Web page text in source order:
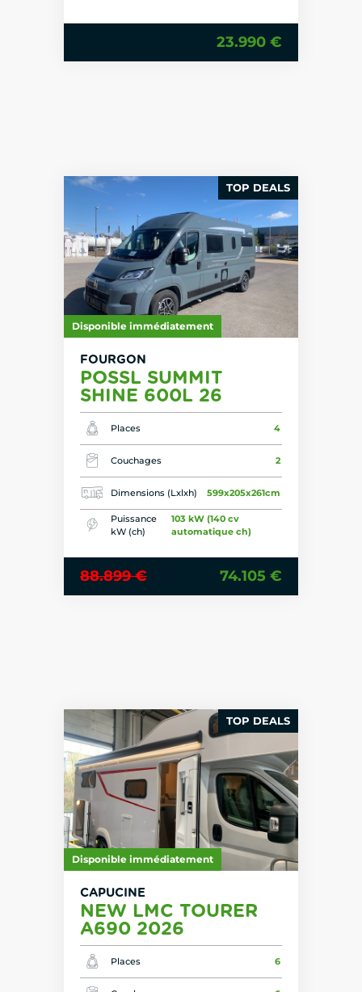
23.990 €
TOP DEALS
Disponible immédiatement
FOURGON
POSSL SUMMIT
SHINE 600L 26
Places 4
Couchages 2
Dimensions (Lxlxh) 599x205x261cm
Puissance
kW (ch)
103 kW (140 cv
automatique ch)
88.899 € 74.105 €
TOP DEALS
Disponible immédiatement
CAPUCINE
NEW LMC TOURER
A690 2026
Places 6